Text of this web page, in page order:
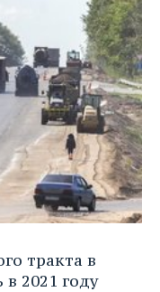
тракта в
2021 году